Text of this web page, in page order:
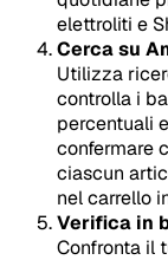
elettroliti e
Cerca su
Utilizza
controlla i
percentuali
confermare
ciascun
nel carrello
Verifica in
Confronta il